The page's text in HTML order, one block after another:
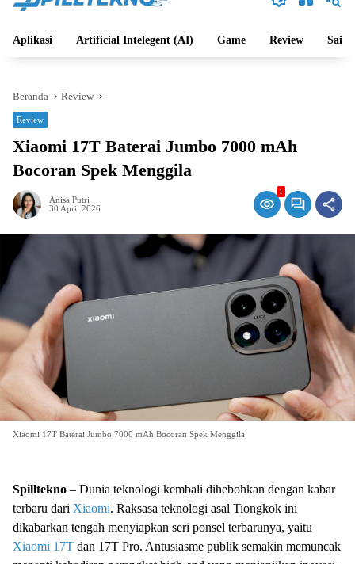
Aplikasi Artificial Intelegent (AI) Game Review Sains
Beranda Review
Review
Xiaomi 17T Baterai Jumbo 7000 mAh
Bocoran Spek Menggila
Anisa Putri
30 April 2026
1
Xiaomi 17T Baterai Jumbo 7000 mAh Bocoran Spek Menggila
Spilltekno – Dunia teknologi kembali dihebohkan dengan kabar
terbaru dari Xiaomi. Raksasa teknologi asal Tiongkok ini
dikabarkan tengah menyiapkan seri ponsel terbarunya, yaitu
Xiaomi 17T dan 17T Pro. Antusiasme publik semakin memuncak